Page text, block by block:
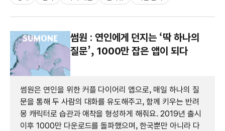
썸원 : 연인에게 던지는 ‘딱 하나의
질문’, 1000만 잡은 앱이 되다
썸원은 연인을 위한 커플 다이어리 앱으로, 매일 하나의 질
문을 통해 두 사람의 대화를 유도해주고, 함께 키우는 반려
몽 캐릭터로 습관과 애착을 형성하게 해줘요. 2019년 출시
이후 1000만 다운로드를 돌파했으며, 한국뿐만 아니라 다